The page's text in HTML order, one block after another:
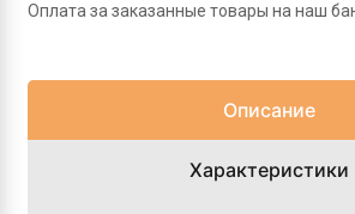
Оплата за заказанные товары на наш
Описание
Характеристики